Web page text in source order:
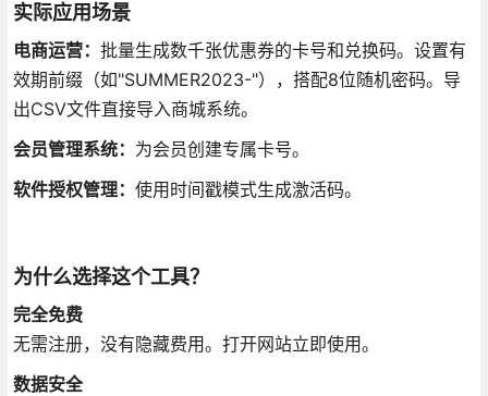
实际应用场景
电商运营： 批量生成数千张优惠券的卡号和兑换码。设置有
效期前缀（如"SUMMER2023-"），搭配8位随机密码。导
出CSV文件直接导入商城系统。
会员管理系统： 为会员创建专属卡号。
软件授权管理： 使用时间戳模式生成激活码。
为什么选择这个工具？
完全免费
无需注册，没有隐藏费用。打开网站立即使用。
数据安全